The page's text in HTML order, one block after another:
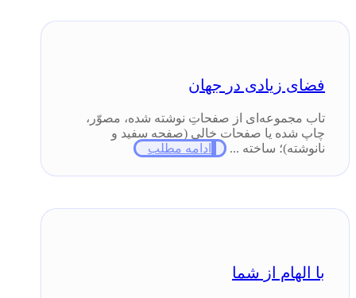
فضای زیادی در جهان
تاب مجموعه‌ای از صفحاتِ نوشته شده، مصوّر،
چاپ شده یا صفحات خالی (صفحه سفید و
نانوشته)؛ ساخته ...
ادامه مطلب
با الهام از شما